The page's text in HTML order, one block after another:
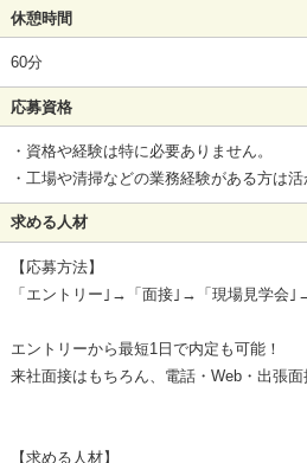
休憩時間
60分
応募資格
・資格や経験は特に必要ありません。
・工場や清掃などの業務経験がある方は活
求める人材
【応募方法】
「エントリー｣→「面接｣→「現場見学会
エントリーから最短1日で内定も可能！
来社面接はもちろん、電話・Web・出張面
【求める人材】